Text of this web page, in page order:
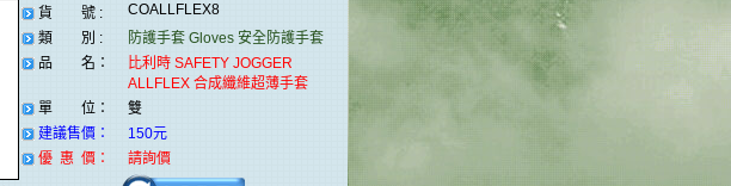
貨 號 :
COALLFLEX8
類 別 :
防護手套 Gloves 安全防護手套
品 名：
比利時 SAFETY JOGGER
ALLFLEX 合成纖維超薄手套
單 位：
雙
建議售價：
150元
優 惠 價：
請詢價